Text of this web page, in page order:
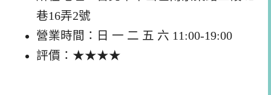
巷16弄2號
營業時間：日 一 二 五 六 11:00-19:00
評價：★★★★